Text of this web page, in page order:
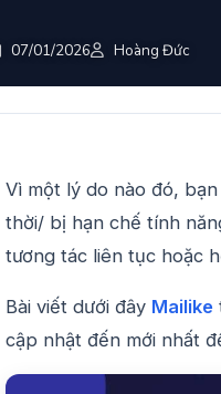
07/01/2026 Hoàng Đức
Vì một lý do nào đó,
thời/ bị hạn chế tính
tương tác liên tục hoặc
Bài viết dưới đây Mailike
cập nhật đến mới nhất